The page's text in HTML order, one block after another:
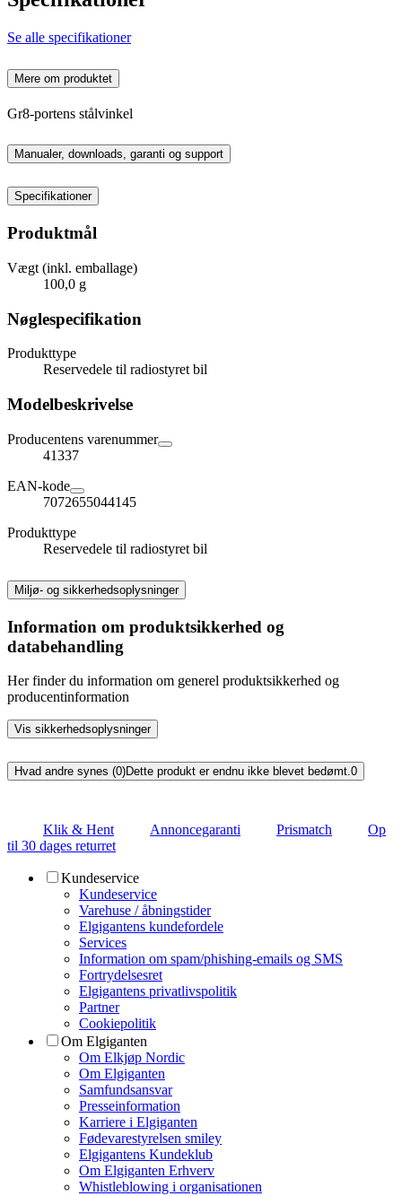
Se alle specifikationer
Mere om produktet
Gr8-portens stålvinkel
Manualer, downloads, garanti og support
Specifikationer
Produktmål
Vægt (inkl. emballage)
100,0 g
Nøglespecifikation
Produkttype
Reservedele til radiostyret bil
Modelbeskrivelse
Producentens varenummer
41337
EAN-kode
7072655044145
Produkttype
Reservedele til radiostyret bil
Miljø- og sikkerhedsoplysninger
Information om produktsikkerhed og
databehandling
Her finder du information om generel produktsikkerhed og
producentinformation
Vis sikkerhedsoplysninger
Hvad andre synes (0)Dette produkt er endnu ikke blevet bedømt.0
Klik & Hent Annoncegaranti Prismatch
Op
til 30 dages returret
Kundeservice
Kundeservice
Varehuse / åbningstider
Elgigantens kundefordele
Services
Information om spam/phishing-emails og SMS
Fortrydelsesret
Elgigantens privatlivspolitik
Partner
Cookiepolitik
Om Elgiganten
Om Elkjøp Nordic
Om Elgiganten
Samfundsansvar
Presseinformation
Karriere i Elgiganten
Fødevarestyrelsen smiley
Elgigantens Kundeklub
Om Elgiganten Erhverv
Whistleblowing i organisationen